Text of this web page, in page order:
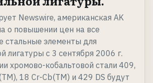
Newswire, американская AK
о повышении цен на все
элементы для
лигатуры с 3 сентября 2006 г.
хромово-кобальтовой стали 409,
18 Cr-Cb(TM) и 429 DS будут